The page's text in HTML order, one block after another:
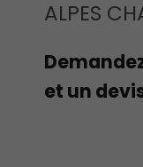
ALPES
et un